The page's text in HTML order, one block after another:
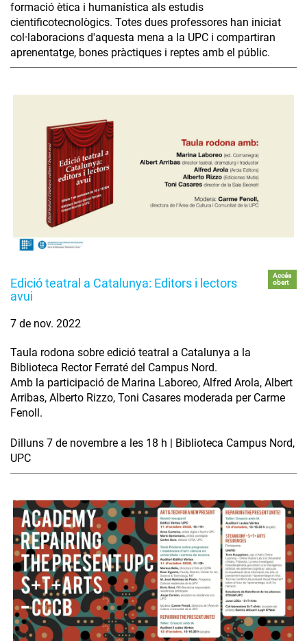
formació ètica i humanística als estudis
cientificotecnològics. Totes dues professores han iniciat
col·laboracions d'aquesta mena a la UPC i compartiran
aprenentatge, bones pràctiques i reptes amb el públic.
Edició teatral a Catalunya: Editors i lectors
avui
Accés
obert
7 de nov. 2022
Taula rodona sobre edició teatral a Catalunya a la
Biblioteca Rector Ferraté del Campus Nord.
Amb la participació de Marina Laboreo, Alfred Arola, Albert
Arribas, Alberto Rizzo, Toni Casares moderada per Carme
Fenoll.
Dilluns 7 de novembre a les 18 h | Biblioteca Campus Nord,
UPC